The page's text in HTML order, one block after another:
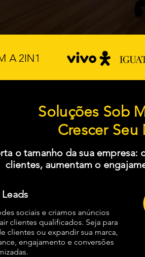
A 2IN1
Soluções Sob
Crescer
o tamanho da sua empresa:
clientes, aumentam o
sociais e criamos anúncios
clientes qualificados. Seja para
clientes ou expandir sua marca,
engajamento e conversões